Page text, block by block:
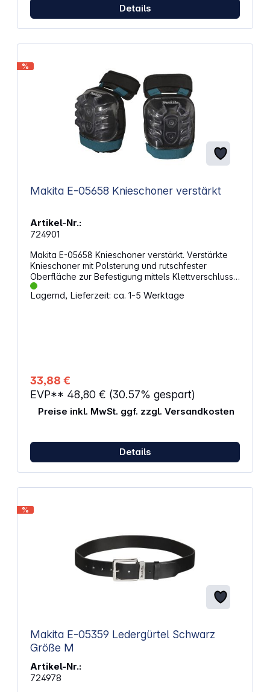
Details
%
Makita E-05658 Knieschoner verstärkt
Artikel-Nr.:
724901
Makita E-05658 Knieschoner verstärkt. Verstärkte
Knieschoner mit Polsterung und rutschfester
Oberfläche zur Befestigung mittels Klettverschluss.
Eigenschaften: Verstärkte Ausführung Knieschoner
gepolstert Anti-Rutsch-Oberfläche Befestigung
Lagernd, Lieferzeit: ca. 1-5 Werktage
33,88 €
EVP** 48,80 € (30.57% gespart)
Preise inkl. MwSt. ggf. zzgl. Versandkosten
Details
%
Makita E-05359 Ledergürtel Schwarz
Größe M
Artikel-Nr.:
724978